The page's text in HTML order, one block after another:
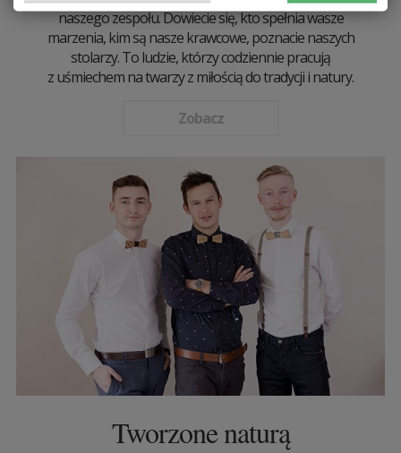
naszego zespołu. Dowiecie się, kto spełnia wasze
marzenia, kim są nasze krawcowe, poznacie naszych
stolarzy. To ludzie, którzy codziennie pracują
z uśmiechem na twarzy z miłością do tradycji i natury.
Zobacz
Tworzone naturą